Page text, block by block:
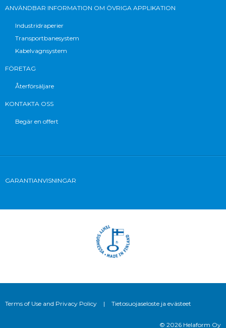
ANVÄNDBAR INFORMATION OM ÖVRIGA APPLIKATION
Industridraperier
Transportbanesystem
Kabelvagnsystem
FÖRETAG
Återförsäljare
KONTAKTA OSS
Begär en offert
GARANTIANVISNINGAR
Terms of Use and Privacy Policy | Tietosuojaseloste ja evästeet
© 2026 Helaform Oy